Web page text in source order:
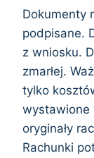
Dokumenty
podpisane.
z wniosku.
zmarłej.
tylko
wystawione
oryginały
Rachunki